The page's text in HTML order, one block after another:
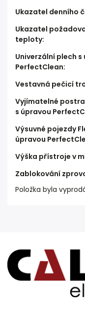
Ukazatel denního
Ukazatel
teploty:
Univerzální plech s
PerfectClean:
Vestavná pečicí
Vyjímatelné
s úpravou
Výsuvné pojezdy
úpravou
Výška přístroje v
Zablokování
Položka byla